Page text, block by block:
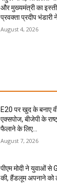
और मुख्यमंत्री का
प्रवक्ता प्रदीप भंडारी
August 4, 2026
E20 पर खुद के बनाए
एक्सपोज, बीजेपी के
फैलाने के लिए...
August 7, 2026
पीएम मोदी ने युवाओं से
की, हैंडलूम अपनाने को